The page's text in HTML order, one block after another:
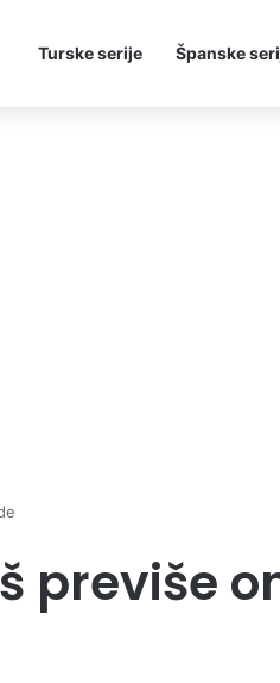
Turske serije Španske
previše